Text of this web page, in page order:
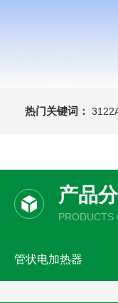
热门关键词：
产品
PRODUCTS
管状电加热器